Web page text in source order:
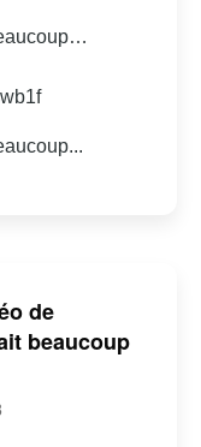
de
beaucoup